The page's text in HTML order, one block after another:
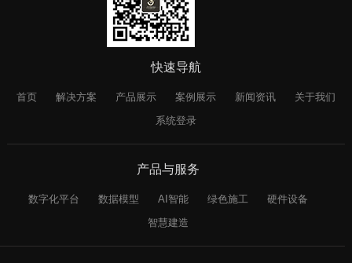
快速导航
首页 解决方案 产品展示 案例展示 新闻资讯
关于我们
系统登录
产品与服务
数字化平台 数据模型 AI智能 绿色施工
硬件设备
智慧建造